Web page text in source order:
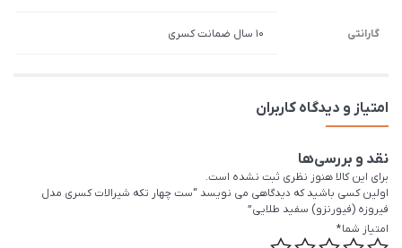
گارانتی 10 سال ضمانت کسری
امتیاز و دیدگاه کاربران
نقد و بررسی‌ها
برای این کالا هنوز نظری ثبت نشده است.
اولین کسی باشید که دیدگاهی می نویسد “ست چهار تکه شیرالات کسری مدل
فیروزه (فیورنزو) سفید طلایی”
امتیاز شما*